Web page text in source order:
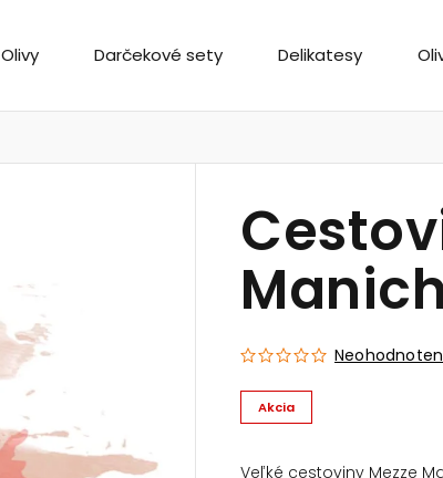
Olivy Darčekové sety Delikatesy
Akcia
Veľké cestoviny Mezze